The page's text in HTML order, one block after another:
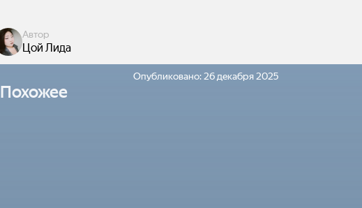
Автор
Цой Лида
Опубликовано:26 декабря 2025
Похожее